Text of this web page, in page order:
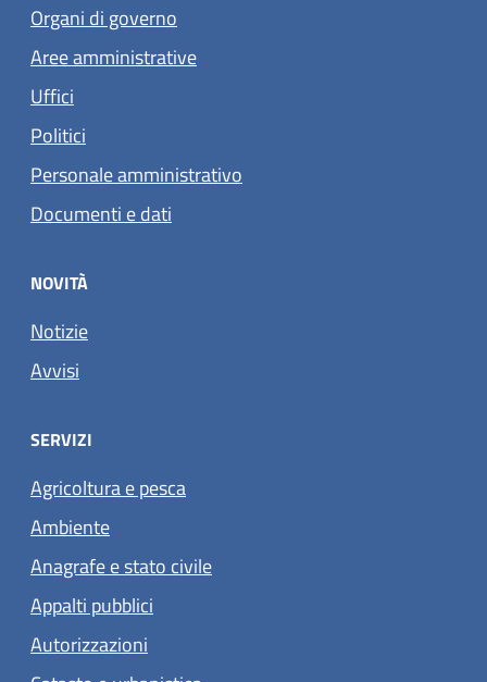
Organi di governo
Aree amministrative
Uffici
Politici
Personale amministrativo
Documenti e dati
NOVITÀ
Notizie
Avvisi
SERVIZI
Agricoltura e pesca
Ambiente
Anagrafe e stato civile
Appalti pubblici
Autorizzazioni